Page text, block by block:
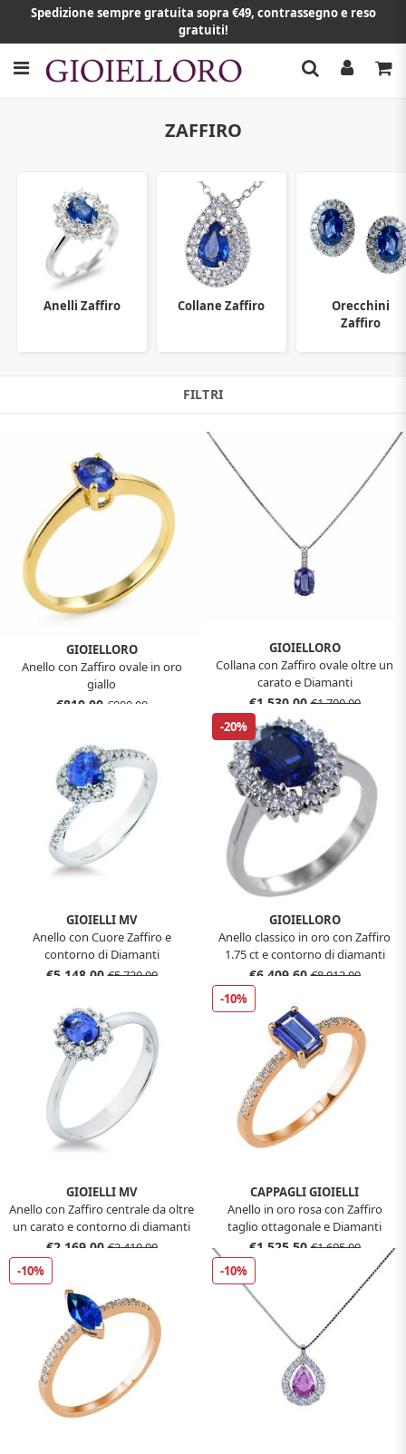
Spedizione sempre gratuita sopra €49, contrassegno e reso
gratuiti!
ZAFFIRO
Anelli Zaffiro Collane Zaffiro
Orecchini
Zaffiro
FILTRI
GIOIELLORO
Anello con Zaffiro ovale in oro
giallo
€810,00 €900,00
GIOIELLORO
Collana con Zaffiro ovale oltre un
carato e Diamanti
€1.530,00€1.700,00
GIOIELLI MV
Anello con Cuore Zaffiro e
contorno di Diamanti
€5.148,00€5.720,00
-20%
GIOIELLORO
Anello classico in oro con Zaffiro
1.75 ct e contorno di diamanti
€6.409,60€8.012,00
GIOIELLI MV
Anello con Zaffiro centrale da oltre
un carato e contorno di diamanti
€2.169,00€2.410,00
-10%
CAPPAGLI GIOIELLI
Anello in oro rosa con Zaffiro
taglio ottagonale e Diamanti
€1.525,50€1.695,00
-10%
-10%